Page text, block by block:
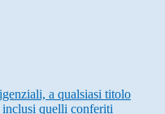
a qualsiasi titolo
quelli conferiti